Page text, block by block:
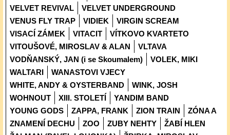
VELVET REVIVAL
VELVET UNDERGROUND
VENUS FLY TRAP
VIDIEK
VIRGIN SCREAM
VISACÍ ZÁMEK
VITACIT
VÍTKOVO KVARTETO
VITOUŠOVÉ, MIROSLAV & ALAN
VLTAVA
VODŇANSKÝ, JAN (i se Skoumalem)
VOLEK, MIKI
WALTARI
WANASTOVI VJECY
WHITE, ANDY & OYSTERBAND
WINK, JOSH
WOHNOUT
XIII. STOLETÍ
YANDIM BAND
YOUNG GODS
ZAPPA, FRANK ZION TRAIN
ZÓNA A
ZNAMENÍ DECHU
ZOO ZUBY NEHTY
ŽABÍ HLEN